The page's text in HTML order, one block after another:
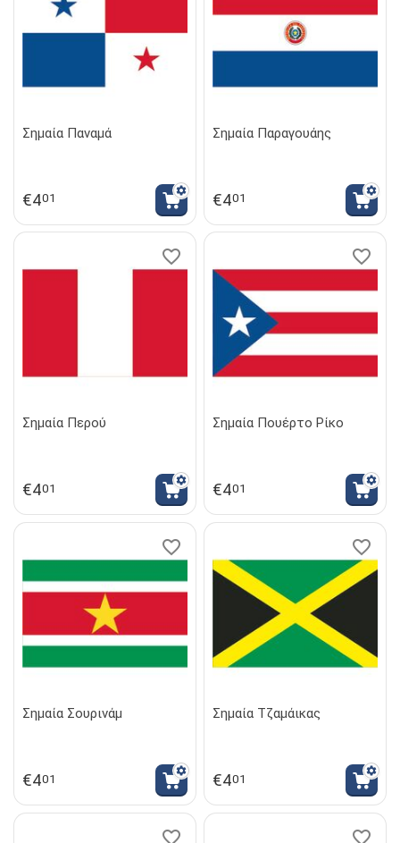
Σημαία Παναμά
€401
Σημαία Παραγουάης
€401
Σημαία Περού
€401
Σημαία Πουέρτο Ρίκο
€401
Σημαία Σουρινάμ
€401
Σημαία Τζαμάικας
€401